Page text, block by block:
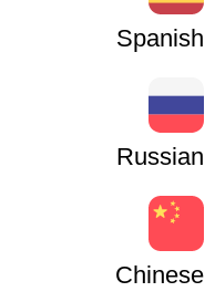
Spanish
Russian
Chinese